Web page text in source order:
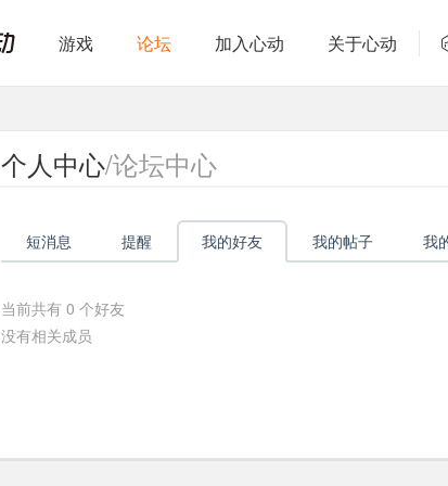
心
动
络
游戏 论坛 加入心动 关于心动
个人中心/论坛中心
短消息 提醒 我的好友 我的帖子 我
当前共有 0 个好友
没有相关成员